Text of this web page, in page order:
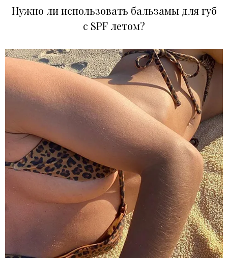
Нужно ли использовать бальзамы для губ
с SPF летом?